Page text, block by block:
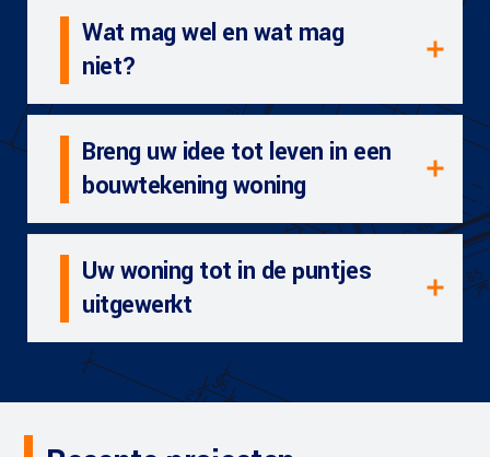
Wat mag wel en wat mag
niet?
Breng uw idee tot leven in een
bouwtekening woning
Uw woning tot in de puntjes
uitgewerkt